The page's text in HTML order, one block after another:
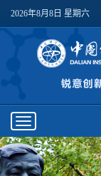
2026年8月8日 星期六
Toggle
navigation